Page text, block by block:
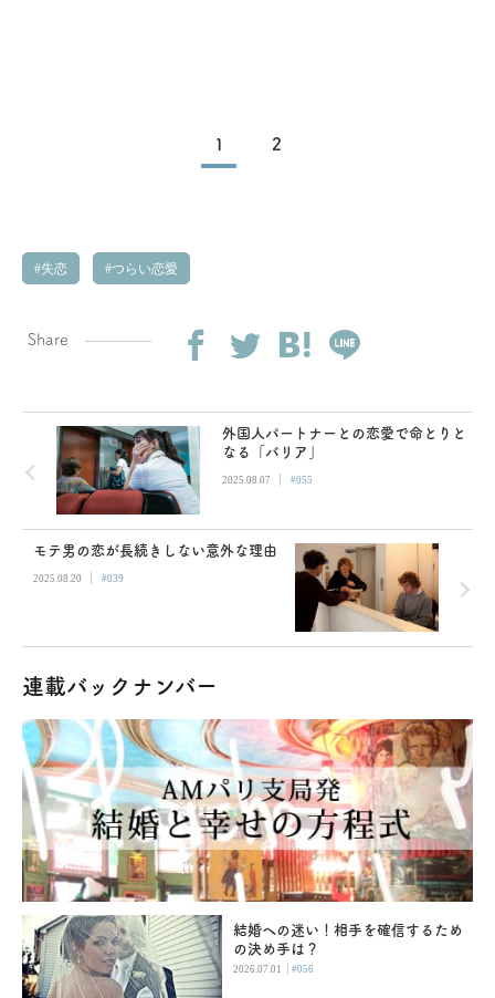
1 2
失恋 つらい恋愛
Share
外国人パートナーとの恋愛で命とりと
なる「バリア」
2025.08.07 | #055
モテ男の恋が長続きしない意外な理由
2025.08.20 | #039
連載バックナンバー
結婚への迷い！相手を確信するため
の決め手は？
2026.07.01 |#056